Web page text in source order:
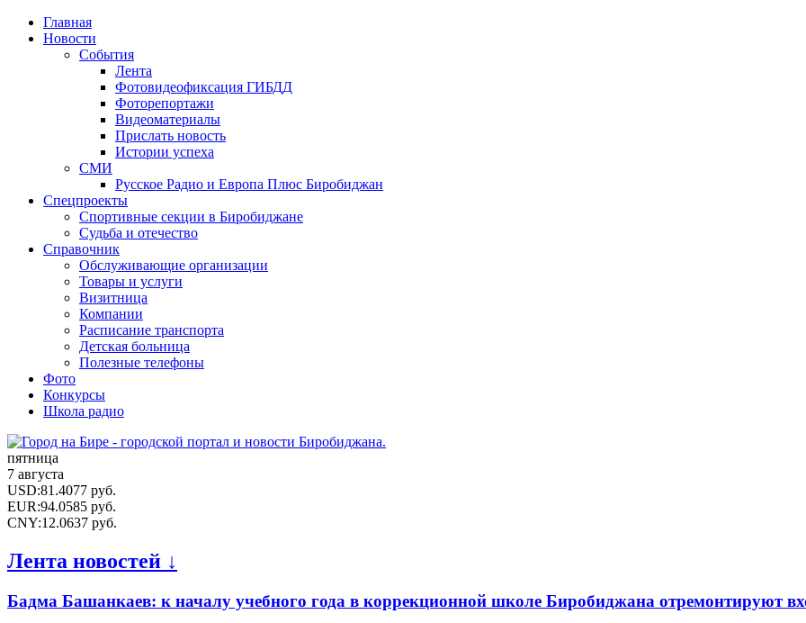
Главная
Новости
События
Лента
Фотовидеофиксация ГИБДД
Фоторепортажи
Видеоматериалы
Прислать новость
Истории успеха
СМИ
Русское Радио и Европа Плюс Биробиджан
Спецпроекты
Спортивные секции в Биробиджане
Судьба и отечество
Справочник
Обслуживающие организации
Товары и услуги
Визитница
Компании
Расписание транспорта
Детская больница
Полезные телефоны
Фото
Конкурсы
Школа радио
пятница
7 августа
USD:81.4077 руб.
EUR:94.0585 руб.
CNY:12.0637 руб.
Лента новостей ↓
Бадма Башанкаев: к началу учебного года в коррекционной школе Биробиджана отремонтируют